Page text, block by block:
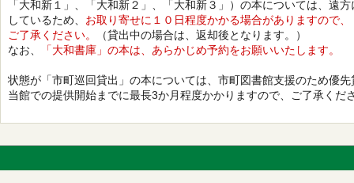
「大和新１」、「大和新２」、「大和新３」）の本については、遠方
しているため、 お取り寄せに１０日程度かかる場合がありますので、
ご了承ください。
（貸出中の場合は、返却後となります。）
なお、
「大和書庫」の本は、あらかじめ予約をお願いいたします。
状態が「市町巡回貸出」の本については、市町図書館支援のため優
当館での提供開始までに最長3か月程度かかりますので、ご了承くだ